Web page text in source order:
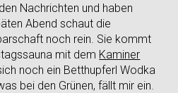
Nachrichten und haben
Abend schaut die
noch rein. Sie kommt
mit dem Kaminer
noch ein Betthupferl Wodka
bei den Grünen, fällt mir ein.